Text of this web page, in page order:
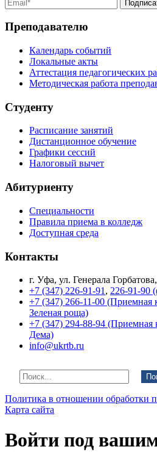
Преподавателю
Календарь событий
Локальные акты
Аттестация педагогических
Методическая работа
Студенту
Расписание занятий
Дистанционное обучение
Графики сессий
Налоговый вычет
Абитуриенту
Специальности
Правила приема в колледж
Доступная среда
Контакты
г. Уфа, ул. Генерала Горбатова,
+7 (347) 226-91-91 , 226-91-90
+7 (347) 266-11-00 (Приемная
Зеленая роща)
+7 (347) 294-88-94 (Приемная
Дема)
info@ukrtb.ru
Политика в отношении обработки
Карта сайта
Войти под